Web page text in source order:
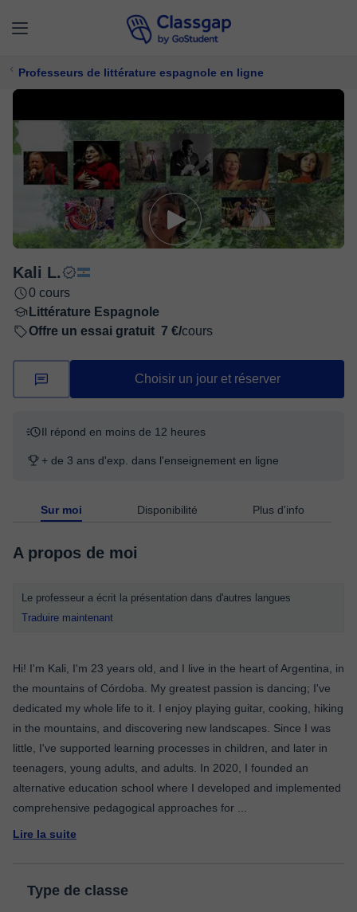
Professeurs de littérature espagnole en ligne
Kali L.
0 cours
Littérature Espagnole
Offre un essai gratuit 7 €/cours
Choisir un jour et réserver
Il répond en moins de 12 heures
+ de 3 ans d'exp. dans l'enseignement en ligne
Sur moi Disponibilité Plus d'info
A propos de moi
Le professeur a écrit la présentation dans d'autres langues
Traduire maintenant
Hi! I'm Kali, I'm 23 years old, and I live in the heart of Argentina, in
the mountains of Córdoba. My greatest passion is dancing; I've
dedicated my whole life to it. I enjoy playing guitar, cooking, hiking
in the mountains, and discovering new landscapes. Since I was
little, I've supported learning processes in children, and later in
teenagers, young adults, and adults. In 2020, I founded an
alternative education school where I developed and implemented
comprehensive pedagogical approaches for
Lire la suite
Type de classe